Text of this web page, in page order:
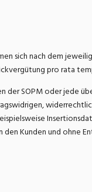
sich nach dem
pro rata
SOPM oder jede
Kunden und ohne